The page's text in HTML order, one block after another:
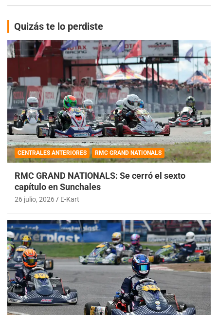
Quizás te lo perdiste
CENTRALES ANTERIORES RMC GRAND NATIONALS
RMC GRAND NATIONALS: Se cerró el sexto
capítulo en Sunchales
26 julio, 2026 E-Kart